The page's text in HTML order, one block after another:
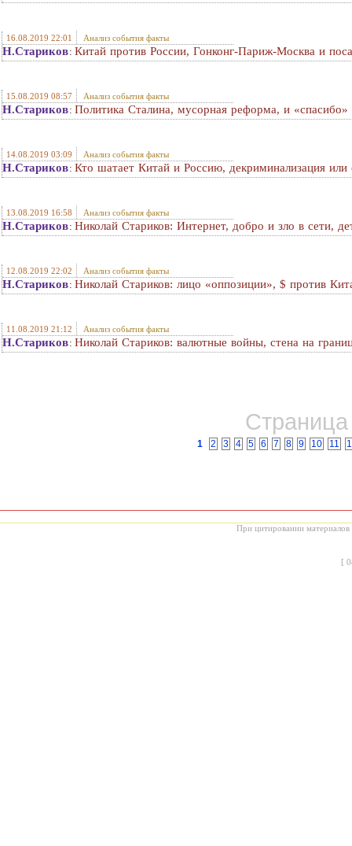
16.08.2019 22:01 Анализ события факты
Н.Стариков: Китай против России, Гонконг-Париж-Москва и
15.08.2019 08:57 Анализ события факты
Н.Стариков: Политика Сталина, мусорная реформа, и
14.08.2019 03:09 Анализ события факты
Н.Стариков: Кто шатает Китай и Россию, декриминализация или
13.08.2019 16:58 Анализ события факты
Н.Стариков: Николай Стариков: Интернет, добро и зло в сети,
12.08.2019 22:02 Анализ события факты
Н.Стариков: Николай Стариков: лицо «оппозиции», $ против
11.08.2019 21:12 Анализ события факты
Н.Стариков: Николай Стариков: валютные войны, стена на
1 2 3 4 5 6 7 8 9 10 11
При цитировании материалов
[